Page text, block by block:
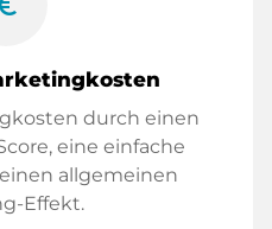
durch einen
eine einfache
allgemeinen
Effekt.